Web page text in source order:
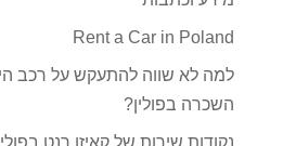
Rent a Car in Poland
למה לא שווה להתעקש על רכב
השכרה בפולין?
נקודות שירות של קאיזן רנט